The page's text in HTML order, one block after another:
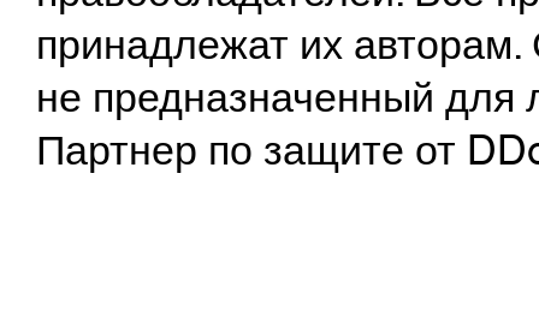
принадлежат их
не предназначенный
Партнер по защите от